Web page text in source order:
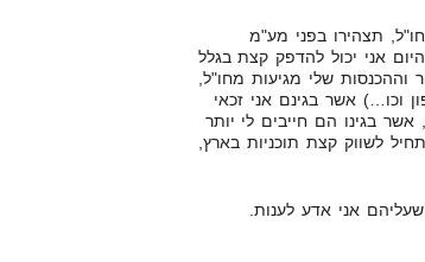
תצהירו בפני מע"מ
אני יכול להדפק קצת בגלל
שלי מגיעות מחו"ל,
וכו…) אשר בגינם אני זכאי
בגינו הם חייבים לי יותר
לשווק קצת תוכניות בארץ,
אני אדע לענות.